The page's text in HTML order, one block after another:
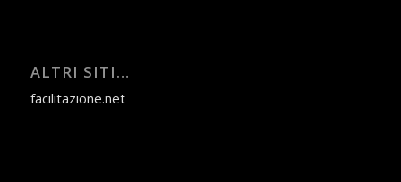
ALTRI SITI…
facilitazione.net